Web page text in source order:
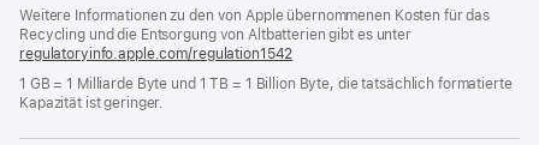
neues
Fenster)
Weitere Informationen zu den von Apple übernommenen Kosten für das
Recycling und die Entsorgung von Altbatterien gibt es unter
regulatoryinfo.apple.com/regulation1542
neues
1 GB = 1 Milliarde Byte und 1 TB = 1 Billion Byte, die tatsächlich formatierte
Kapazität ist geringer.